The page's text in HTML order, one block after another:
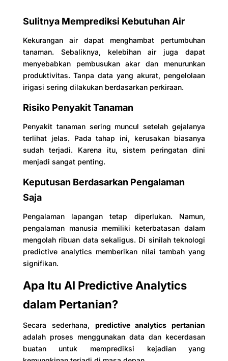
Sulitnya Memprediksi Kebutuhan Air
Kekurangan air dapat menghambat pertumbuhan
tanaman. Sebaliknya, kelebihan air juga dapat
menyebabkan pembusukan akar dan menurunkan
produktivitas. Tanpa data yang akurat, pengelolaan
irigasi sering dilakukan berdasarkan perkiraan.
Risiko Penyakit Tanaman
Penyakit tanaman sering muncul setelah gejalanya
terlihat jelas. Pada tahap ini, kerusakan biasanya
sudah terjadi. Karena itu, sistem peringatan dini
menjadi sangat penting.
Keputusan Berdasarkan Pengalaman
Saja
Pengalaman lapangan tetap diperlukan. Namun,
pengalaman manusia memiliki keterbatasan dalam
mengolah ribuan data sekaligus. Di sinilah teknologi
predictive analytics memberikan nilai tambah yang
signifikan.
Apa Itu AI Predictive Analytics
dalam Pertanian?
Secara sederhana, predictive analytics pertanian
adalah proses menggunakan data dan kecerdasan
buatan untuk memprediksi kejadian yang